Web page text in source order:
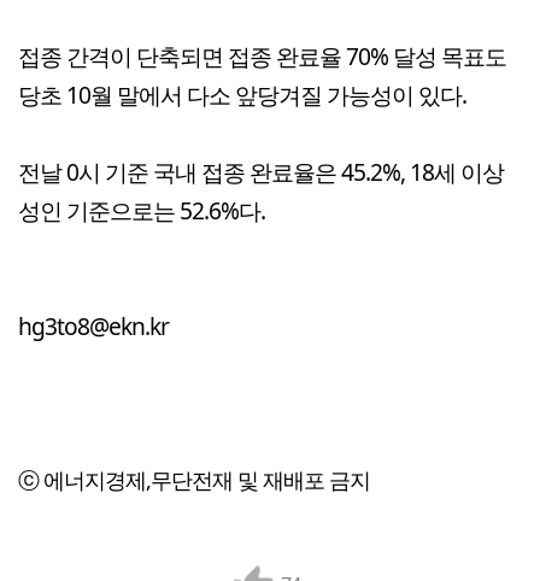
접종 간격이 단축되면 접종 완료율 70% 달성 목표도
당초 10월 말에서 다소 앞당겨질 가능성이 있다.
전날 0시 기준 국내 접종 완료율은 45.2%, 18세 이상
성인 기준으로는 52.6%다.
hg3to8@ekn.kr
ⓒ 에너지경제,무단전재 및 재배포 금지